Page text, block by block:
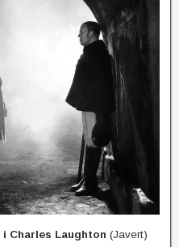
i Charles Laughton (Javert)